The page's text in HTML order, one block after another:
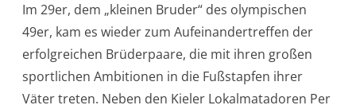
Im 29er, dem „kleinen Bruder“ des olympischen
49er, kam es wieder zum Aufeinandertreffen der
erfolgreichen Brüderpaare, die mit ihren großen
sportlichen Ambitionen in die Fußstapfen ihrer
Väter treten. Neben den Kieler Lokalmatadoren Per